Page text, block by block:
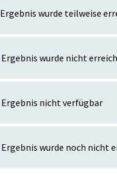
Ergebnis wurde teilweise
Ergebnis wurde nicht
Ergebnis nicht verfügbar
Ergebnis wurde noch nicht